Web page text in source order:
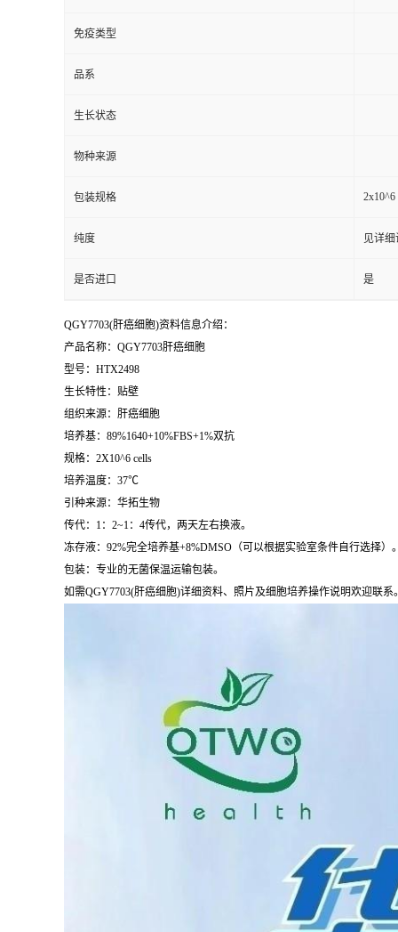
免疫类型
品系
生长状态
物种来源
包装规格 2x10^6
纯度 见详
是否进口 是
QGY7703(肝癌细胞)资料信息介绍：
产品名称：QGY7703肝癌细胞
型号：HTX2498
生长特性：贴壁
组织来源：肝癌细胞
培养基：89%1640+10%FBS+1%双抗
规格：2X10^6 cells
培养温度：37℃
引种来源：华拓生物
传代：1：2~1：4传代，两天左右换液。
冻存液：92%完全培养基+8%DMSO（可以根据实验室条件自行选择）
包装：专业的无菌保温运输包装。
如需QGY7703(肝癌细胞)详细资料、照片及细胞培养操作说明欢迎联系